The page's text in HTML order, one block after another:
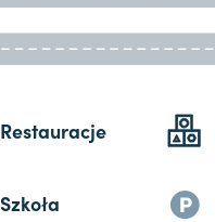
Restauracje
Szkoła